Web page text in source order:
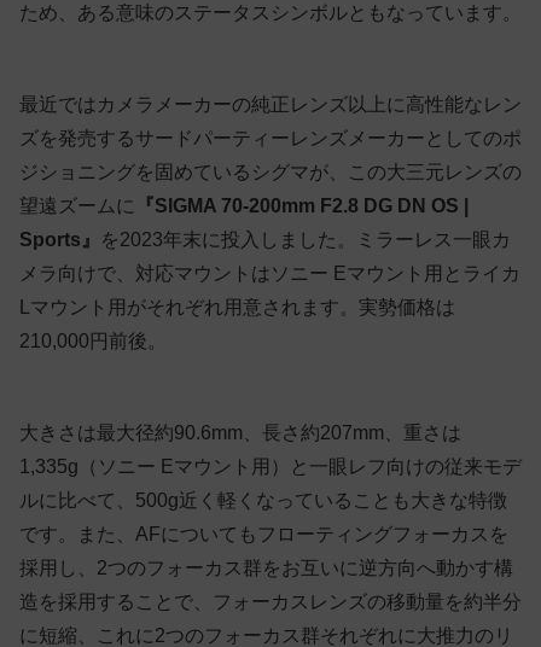
ため、ある意味のステータスシンボルともなっています。
最近ではカメラメーカーの純正レンズ以上に高性能なレン
ズを発売するサードパーティーレンズメーカーとしてのポ
ジショニングを固めているシグマが、この大三元レンズの
望遠ズームに
『SIGMA 70-200mm F2.8 DG DN OS |
Sports』
を2023年末に投入しました。ミラーレス一眼カ
メラ向けで、対応マウントはソニー Eマウント用とライカ
Lマウント用がそれぞれ用意されます。実勢価格は
210,000円前後。
大きさは最大径約90.6mm、長さ約207mm、重さは
1,335g（ソニー Eマウント用）と一眼レフ向けの従来モデ
ルに比べて、500g近く軽くなっていることも大きな特徴
です。また、AFについてもフローティングフォーカスを
採用し、2つのフォーカス群をお互いに逆方向へ動かす構
造を採用することで、フォーカスレンズの移動量を約半分
に短縮、これに2つのフォーカス群それぞれに大推力のリ